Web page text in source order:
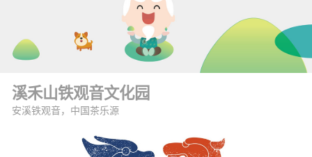
溪禾山铁观音文化园
安溪铁观音，中国茶乐源